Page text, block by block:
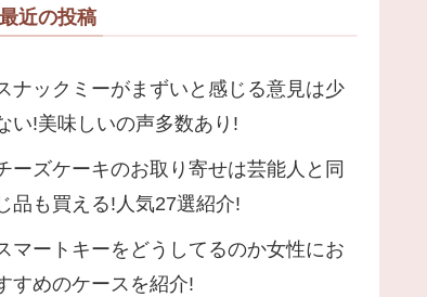
最近の投稿
ナックミーがまずいと感じる意見は少
い!美味しいの声多数あり!
ーズケーキのお取り寄せは芸能人と同
品も買える!人気27選紹介!
マートキーをどうしてるのか女性にお
すめのケースを紹介!